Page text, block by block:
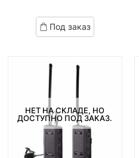
based
onПод заказ
НЕТ НА СКЛАДЕ, НО
ДОСТУПНО ПОД ЗАКАЗ.